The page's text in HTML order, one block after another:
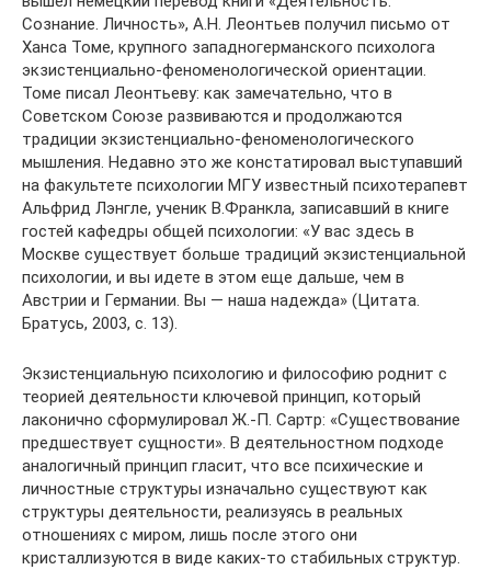
Сознание. Личность», А.Н. Леонтьев получил письмо от
Ханса Томе, крупного западногерманского психолога
экзистенциально-феноменологической ориентации.
Томе писал Леонтьеву: как замечательно, что в
Советском Союзе развиваются и продолжаются
традиции экзистенциально-феноменологического
мышления. Недавно это же констатировал выступавший
на факультете психологии МГУ известный психотерапевт
Альфрид Лэнгле, ученик В.Франкла, записавший в книге
гостей кафедры общей психологии: «У вас здесь в
Москве существует больше традиций экзистенциальной
психологии, и вы идете в этом еще дальше, чем в
Австрии и Германии. Вы — наша надежда» (Цитата.
Братусь, 2003, с. 13).
Экзистенциальную психологию и философию роднит с
теорией деятельности ключевой принцип, который
лаконично сформулировал Ж.-П. Сартр: «Существование
предшествует сущности». В деятельностном подходе
аналогичный принцип гласит, что все психические и
личностные структуры изначально существуют как
структуры деятельности, реализуясь в реальных
отношениях с миром, лишь после этого они
кристаллизуются в виде каких-то стабильных структур.